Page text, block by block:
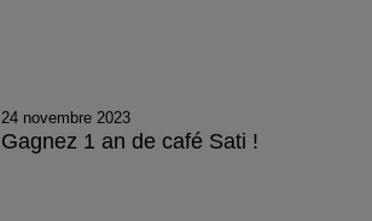
24 novembre 2023
Gagnez 1 an de café Sati !